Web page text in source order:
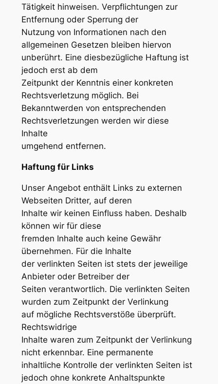
Tätigkeit hinweisen. Verpflichtungen zur
Entfernung oder Sperrung der
Nutzung von Informationen nach den
allgemeinen Gesetzen bleiben hiervon
unberührt. Eine diesbezügliche Haftung ist
jedoch erst ab dem
Zeitpunkt der Kenntnis einer konkreten
Rechtsverletzung möglich. Bei
Bekanntwerden von entsprechenden
Rechtsverletzungen werden wir diese
Inhalte
umgehend entfernen.
Haftung für Links
Unser Angebot enthält Links zu externen
Webseiten Dritter, auf deren
Inhalte wir keinen Einfluss haben. Deshalb
können wir für diese
fremden Inhalte auch keine Gewähr
übernehmen. Für die Inhalte
der verlinkten Seiten ist stets der jeweilige
Anbieter oder Betreiber der
Seiten verantwortlich. Die verlinkten Seiten
wurden zum Zeitpunkt der Verlinkung
auf mögliche Rechtsverstöße überprüft.
Rechtswidrige
Inhalte waren zum Zeitpunkt der Verlinkung
nicht erkennbar. Eine permanente
inhaltliche Kontrolle der verlinkten Seiten ist
jedoch ohne konkrete Anhaltspunkte